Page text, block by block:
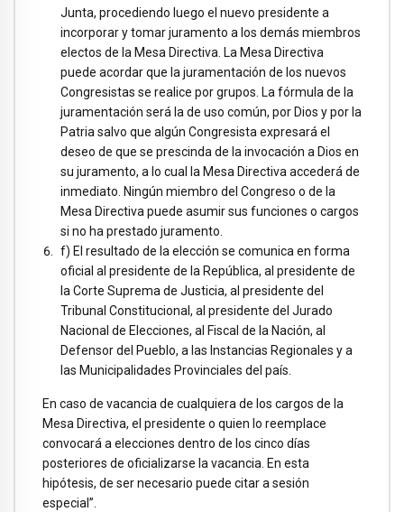
Junta, procediendo luego el nuevo presidente a
incorporar y tomar juramento a los demás miembros
electos de la Mesa Directiva. La Mesa Directiva
puede acordar que la juramentación de los nuevos
Congresistas se realice por grupos. La fórmula de la
juramentación será la de uso común, por Dios y por la
Patria salvo que algún Congresista expresará el
deseo de que se prescinda de la invocación a Dios en
su juramento, a lo cual la Mesa Directiva accederá de
inmediato. Ningún miembro del Congreso o de la
Mesa Directiva puede asumir sus funciones o cargos
si no ha prestado juramento.
f) El resultado de la elección se comunica en forma
oficial al presidente de la República, al presidente de
la Corte Suprema de Justicia, al presidente del
Tribunal Constitucional, al presidente del Jurado
Nacional de Elecciones, al Fiscal de la Nación, al
Defensor del Pueblo, a las Instancias Regionales y a
las Municipalidades Provinciales del país.
En caso de vacancia de cualquiera de los cargos de la
Mesa Directiva, el presidente o quien lo reemplace
convocará a elecciones dentro de los cinco días
posteriores de oficializarse la vacancia. En esta
hipótesis, de ser necesario puede citar a sesión
especial”.